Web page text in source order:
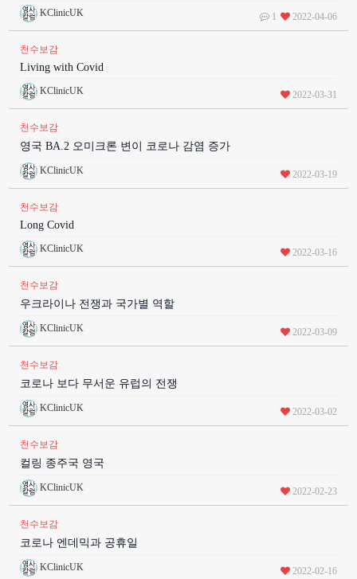
KClinicUK 1 2022-04-06
천수보감
Living with Covid
KClinicUK 2022-03-31
천수보감
영국 BA.2 오미크론 변이 코로나 감염 증가
KClinicUK 2022-03-19
천수보감
Long Covid
KClinicUK 2022-03-16
천수보감
우크라이나 전쟁과 국가별 역할
KClinicUK 2022-03-09
천수보감
코로나 보다 무서운 유럽의 전쟁
KClinicUK 2022-03-02
천수보감
컬링 종주국 영국
KClinicUK 2022-02-23
천수보감
코로나 엔데믹과 공휴일
KClinicUK 2022-02-16